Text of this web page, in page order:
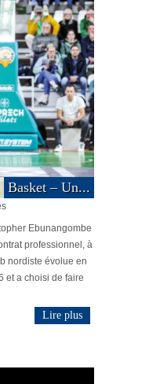
Basket – Un...
Ebunangombe
professionnel, à
nordiste évolue en
et a choisi de faire
Lire plus